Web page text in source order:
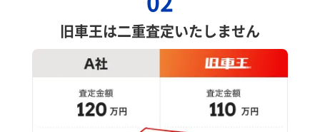
旧車王は二重査定いたしません